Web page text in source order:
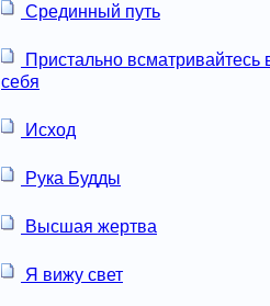
Срединный путь
Пристально всматривайтесь
себя
Исход
Рука Будды
Высшая жертва
Я вижу свет